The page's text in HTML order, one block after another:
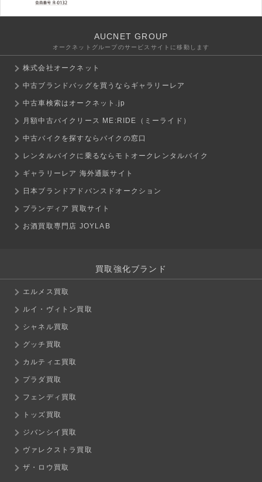
AUCNET GROUP
オークネットグループのサービスサイトに移動します
株式会社オークネット
中古ブランドバッグを買うならギャラリーレア
中古車検索はオークネット.jp
月額中古バイクリース ME:RIDE（ミーライド）
中古バイクを探すならバイクの窓口
レンタルバイクに乗るならモトオークレンタルバイク
ギャラリーレア 海外通販サイト
日本ブランドアドバンスドオークション
ブランディア 買取サイト
お酒買取専門店 JOYLAB
買取強化ブランド
エルメス買取
ルイ・ヴィトン買取
シャネル買取
グッチ買取
カルティエ買取
プラダ買取
フェンディ買取
トッズ買取
ジバンシイ買取
ヴァレクストラ買取
ザ・ロウ買取